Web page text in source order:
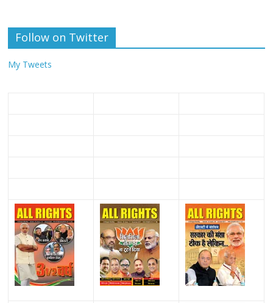
Follow on Twitter
My Tweets